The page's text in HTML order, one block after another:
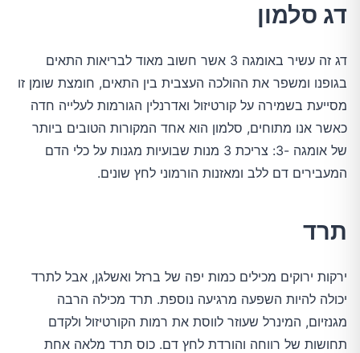
דג סלמון
דג זה עשיר באומגה 3 אשר חשוב מאוד לבריאות התאים
בגופנו ומשפר את ההולכה העצבית בין התאים, חומצת שומן זו
מסייעת בשמירה על קורטיזול ואדרנלין הגורמות לעלייה חדה
כאשר אנו מתוחים, סלמון הוא אחד המקורות הטובים ביותר
של אומגה -3: צריכת 3 מנות שבועיות מגנות על כלי הדם
המעבירים דם ללב ומאזנות הורמוני לחץ שונים.
תרד
ירקות ירוקים מכילים כמות יפה של ברזל ואשלגן, אבל לתרד
יכולה להיות השפעה מרגיעה נוספת. תרד מכילה הרבה
מגנזיום, המינרל שעוזר לווסת את רמות הקורטיזול ולקדם
תחושות של רווחה והורדת לחץ דם. כוס תרד מלאה אחת